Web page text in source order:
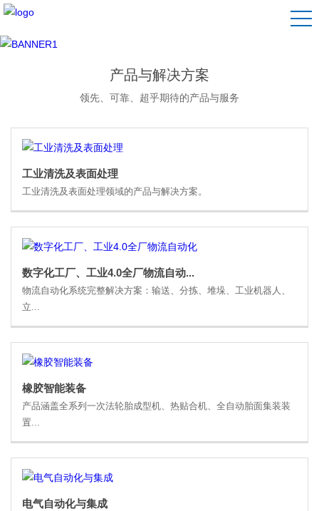
产品与解决方案
领先、可靠、超乎期待的产品与服务
工业清洗及表面处理
工业清洗及表面处理领域的产品与解决方案。
数字化工厂、工业4.0全厂物流自动...
物流自动化系统完整解决方案：输送、分拣、堆垛、工业机器人、
立...
橡胶智能装备
产品涵盖全系列一次法轮胎成型机、热贴合机、全自动胎面集装装
置...
电气自动化与集成